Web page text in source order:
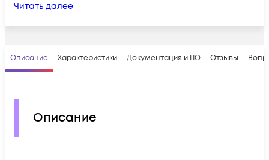
Читать далее
Описание Характеристики Документация и ПО Отзывы
Описание